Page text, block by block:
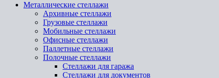
Металлические стеллажи
Архивные стеллажи
Грузовые стеллажи
Мобильные стеллажи
Офисные стеллажи
Паллетные стеллажи
Полочные стеллажи
Стеллажи для гаража
Стеллажи для документов